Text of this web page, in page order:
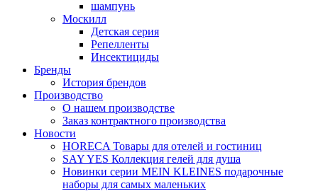
шампунь
Москилл
Детская серия
Репелленты
Инсектициды
Бренды
История брендов
Производство
О нашем производстве
Заказ контрактного производства
Новости
HORECA Товары для отелей и гостиниц
SAY YES Коллекция гелей для душа
Новинки серии MEIN KLEINES подарочные
наборы для самых маленьких